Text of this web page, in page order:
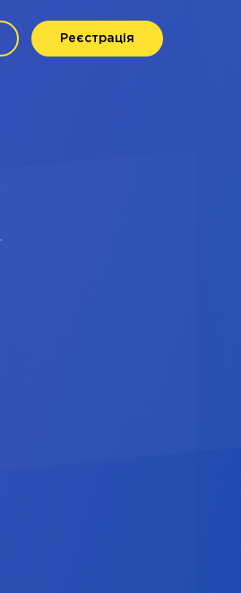
Реєстрація